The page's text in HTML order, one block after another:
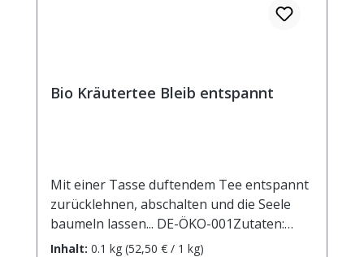
Bio Kräutertee Bleib entspannt
Mit einer Tasse duftendem Tee entspannt
zurücklehnen, abschalten und die Seele
baumeln lassen... DE-ÖKO-001Zutaten:
Mistelkraut*, Weißdornbeeren*,
Inhalt: 0.1 kg (52,50 € / 1 kg)